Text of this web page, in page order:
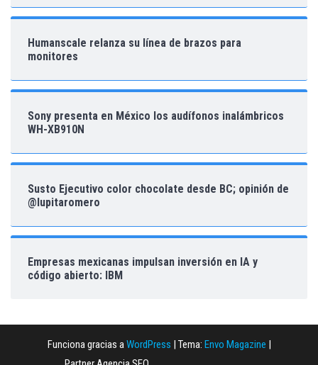
Humanscale relanza su línea de brazos para
monitores
Sony presenta en México los audífonos inalámbricos
WH-XB910N
Susto Ejecutivo color chocolate desde BC; opinión de
@lupitaromero
Empresas mexicanas impulsan inversión en IA y
código abierto: IBM
Funciona gracias aWordPress | Tema: Envo Magazine |